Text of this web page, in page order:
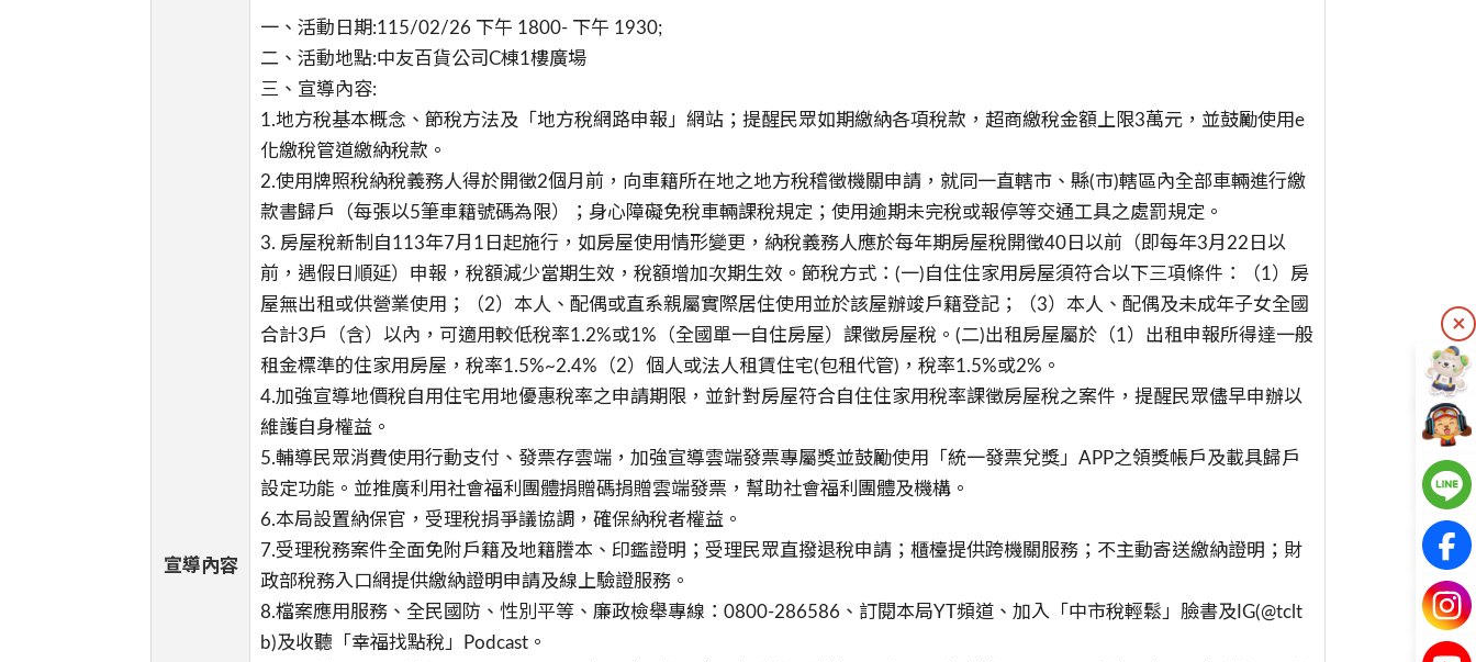
宣導內容
一、活動日期:115/02/26 下午 1800- 下午 1930;
二、活動地點:中友百貨公司C棟1樓廣場
三、宣導內容:
1.地方稅基本概念、節稅方法及「地方稅網路申報」網站；提醒民眾如期繳納各項稅款，超商繳稅金額上限3萬元，並鼓勵使用e
化繳稅管道繳納稅款。
2.使用牌照稅納稅義務人得於開徵2個月前，向車籍所在地之地方稅稽徵機關申請，就同一直轄市、縣(市)轄區內全部車輛進行繳
款書歸戶（每張以5筆車籍號碼為限）；身心障礙免稅車輛課稅規定；使用逾期未完稅或報停等交通工具之處罰規定。
3. 房屋稅新制自113年7月1日起施行，如房屋使用情形變更，納稅義務人應於每年期房屋稅開徵40日以前（即每年3月22日以
前，遇假日順延）申報，稅額減少當期生效，稅額增加次期生效。節稅方式：(一)自住住家用房屋須符合以下三項條件：（1）房
屋無出租或供營業使用；（2）本人、配偶或直系親屬實際居住使用並於該屋辦竣戶籍登記；（3）本人、配偶及未成年子女全國
合計3戶（含）以內，可適用較低稅率1.2%或1%（全國單一自住房屋）課徵房屋稅。(二)出租房屋屬於（1）出租申報所得達一般
租金標準的住家用房屋，稅率1.5%~2.4%（2）個人或法人租賃住宅(包租代管)，稅率1.5%或2%。
4.加強宣導地價稅自用住宅用地優惠稅率之申請期限，並針對房屋符合自住住家用稅率課徵房屋稅之案件，提醒民眾儘早申辦以
維護自身權益。
5.輔導民眾消費使用行動支付、發票存雲端，加強宣導雲端發票專屬獎並鼓勵使用「統一發票兌獎」APP之領獎帳戶及載具歸戶
設定功能。並推廣利用社會福利團體捐贈碼捐贈雲端發票，幫助社會福利團體及機構。
6.本局設置納保官，受理稅捐爭議協調，確保納稅者權益。
7.受理稅務案件全面免附戶籍及地籍謄本、印鑑證明；受理民眾直撥退稅申請；櫃檯提供跨機關服務；不主動寄送繳納證明；財
政部稅務入口網提供繳納證明申請及線上驗證服務。
8.檔案應用服務、全民國防、性別平等、廉政檢舉專線：0800-286586、訂閱本局YT頻道、加入「中市稅輕鬆」臉書及IG(@tclt
b)及收聽「幸福找點稅」Podcast。